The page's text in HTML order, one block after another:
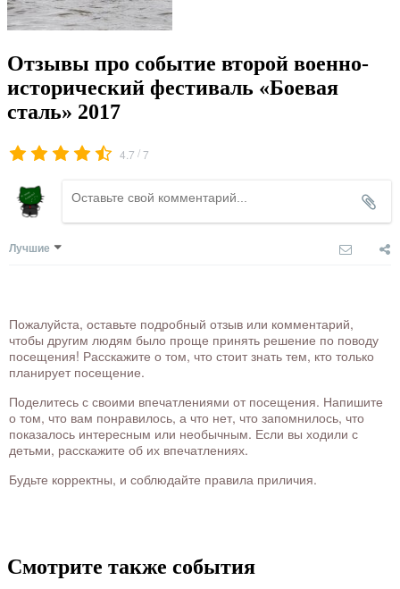
Отзывы про событие второй военно-
исторический фестиваль «Боевая
сталь» 2017
4.7 /7
Лучшие
Пожалуйста, оставьте подробный отзыв или комментарий,
чтобы другим людям было проще принять решение по поводу
посещения! Расскажите о том, что стоит знать тем, кто только
планирует посещение.
Поделитесь с своими впечатлениями от посещения. Напишите
о том, что вам понравилось, а что нет, что запомнилось, что
показалось интересным или необычным. Если вы ходили с
детьми, расскажите об их впечатлениях.
Будьте корректны, и соблюдайте правила приличия.
Смотрите также события